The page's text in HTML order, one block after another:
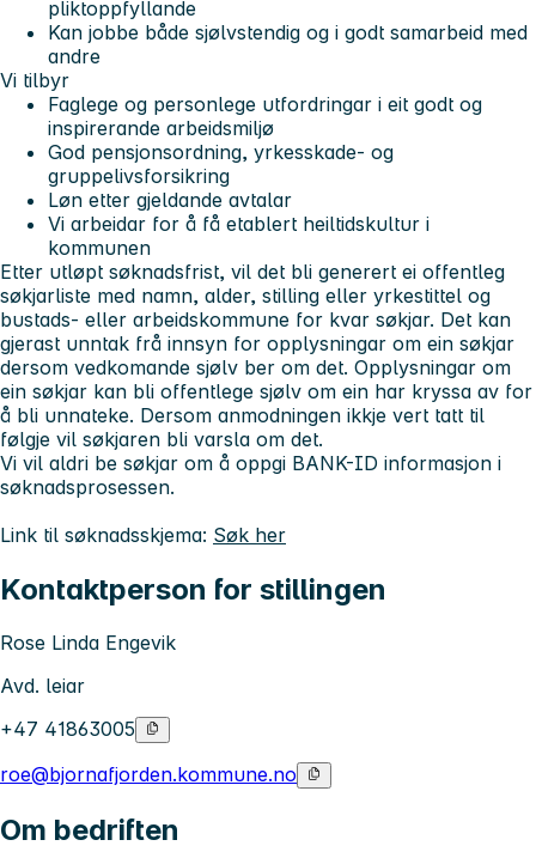
pliktoppfyllande
Kan jobbe både sjølvstendig og i godt samarbeid med
andre
Vi tilbyr
Faglege og personlege utfordringar i eit godt og
inspirerande arbeidsmiljø
God pensjonsordning, yrkesskade- og
gruppelivsforsikring
Løn etter gjeldande avtalar
Vi arbeidar for å få etablert heiltidskultur i
kommunen
Etter utløpt søknadsfrist, vil det bli generert ei offentleg
søkjarliste med namn, alder, stilling eller yrkestittel og
bustads- eller arbeidskommune for kvar søkjar. Det kan
gjerast unntak frå innsyn for opplysningar om ein søkjar
dersom vedkomande sjølv ber om det. Opplysningar om
ein søkjar kan bli offentlege sjølv om ein har kryssa av for
å bli unnateke. Dersom anmodningen ikkje vert tatt til
følgje vil søkjaren bli varsla om det.
Vi vil aldri be søkjar om å oppgi BANK-ID informasjon i
søknadsprosessen.
Link til søknadsskjema: Søk her
Kontaktperson for stillingen
Rose Linda Engevik
Avd. leiar
+47 41863005
roe@bjornafjorden.kommune.no
Om bedriften